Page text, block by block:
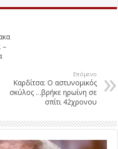
–
Επόμενο
Καρδίτσα: Ο αστυνομικός
σκύλος …βρήκε ηρωίνη σε
σπίτι 42χρονου